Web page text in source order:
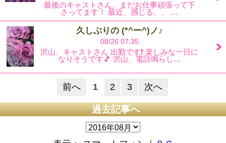
最後のキャストさん、まだお仕事頑張って下
さってます！ 最近、感じる、、 …
久しぶりの (*^ー^)ノ♪
08/26 07:35
沢山、キャストさん 出勤です❗ 楽しみな一日に
なりそうです🎵 沢山、電話鳴らし…
前へ 1 2 3 次へ
過去記事へ